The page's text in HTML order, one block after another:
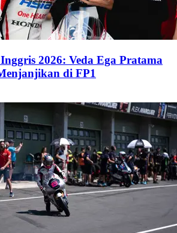
2026: Veda Ega Pratama
di FP1